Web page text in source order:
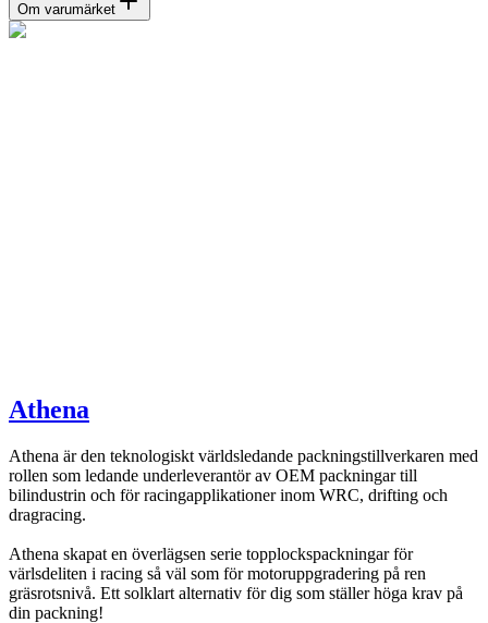
Om varumärket
Athena
Athena är den teknologiskt världsledande packningstillverkaren med
rollen som ledande underleverantör av OEM packningar till
bilindustrin och för racingapplikationer inom WRC, drifting och
dragracing.
Athena skapat en överlägsen serie topplockspackningar för
värlsdeliten i racing så väl som för motoruppgradering på ren
gräsrotsnivå. Ett solklart alternativ för dig som ställer höga krav på
din packning!